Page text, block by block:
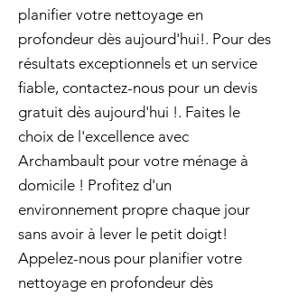
planifier votre nettoyage en
profondeur dès aujourd'hui!. Pour des
résultats exceptionnels et un service
fiable, contactez-nous pour un devis
gratuit dès aujourd'hui !. Faites le
choix de l'excellence avec
Archambault pour votre ménage à
domicile ! Profitez d'un
environnement propre chaque jour
sans avoir à lever le petit doigt!
Appelez-nous pour planifier votre
nettoyage en profondeur dès